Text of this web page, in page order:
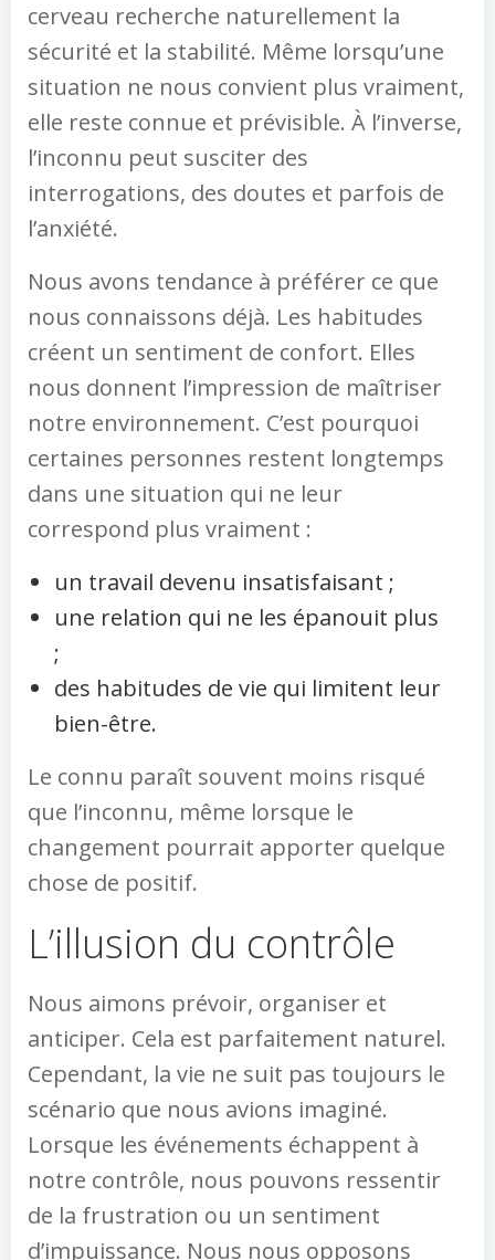
cerveau recherche naturellement la
sécurité et la stabilité. Même lorsqu’une
situation ne nous convient plus vraiment,
elle reste connue et prévisible. À l’inverse,
l’inconnu peut susciter des
interrogations, des doutes et parfois de
l’anxiété.
Nous avons tendance à préférer ce que
nous connaissons déjà. Les habitudes
créent un sentiment de confort. Elles
nous donnent l’impression de maîtriser
notre environnement. C’est pourquoi
certaines personnes restent longtemps
dans une situation qui ne leur
correspond plus vraiment :
un travail devenu insatisfaisant ;
une relation qui ne les épanouit plus
;
des habitudes de vie qui limitent leur
bien-être.
Le connu paraît souvent moins risqué
que l’inconnu, même lorsque le
changement pourrait apporter quelque
chose de positif.
L’illusion du contrôle
Nous aimons prévoir, organiser et
anticiper. Cela est parfaitement naturel.
Cependant, la vie ne suit pas toujours le
scénario que nous avions imaginé.
Lorsque les événements échappent à
notre contrôle, nous pouvons ressentir
de la frustration ou un sentiment
d’impuissance. Nous nous opposons